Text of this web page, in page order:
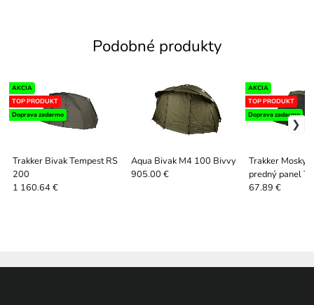
Podobné produkty
Trakker Bivak Tempest RS
200
AKCIA
TOP PRODUKT
Doprava zadarmo
1 160.64 €
Aqua Bivak M4 100 Bivvy
905.00 €
Trakker
predný panel
Insect Panel
AKCIA
TOP PRODUKT
Doprava zadarmo
67.89 €